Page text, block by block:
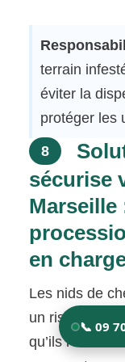
terrain
éviter la
protéger les
8
sécurise
Marseille
en
Les nids de
un risque
qu’ils